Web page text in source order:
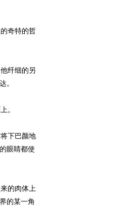
奇特的哲
纤细的另
。
。
下巴颜地
眼睛都使
的肉体上
的某一角